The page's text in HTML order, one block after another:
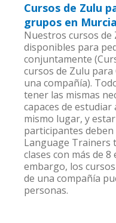
Cursos de Zulu
grupos en
Nuestros cursos
disponibles para
conjuntamente
cursos de Zulu
una compañía).
tener las mismas
capaces de
mismo lugar, y
participantes
Language Trainers
clases con más de
embargo, los
de una compañía
personas.